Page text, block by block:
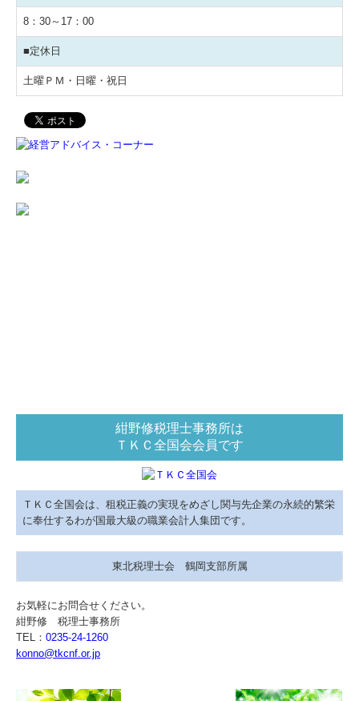
個人情報保護方針
社長メニューASP版
8：30～17：00
■定休日
土曜ＰＭ・日曜・祝日
紺野修税理士事務所は
ＴＫＣ全国会会員です
ＴＫＣ全国会は、租税正義の実現をめざし関与先企業の永続的繁栄
に奉仕するわが国最大級の職業会計人集団です。
東北税理士会 鶴岡支部所属
お気軽にお問合せください。
紺野修 税理士事務所
TEL： 0235-24-1260
konno@tkcnf.or.jp